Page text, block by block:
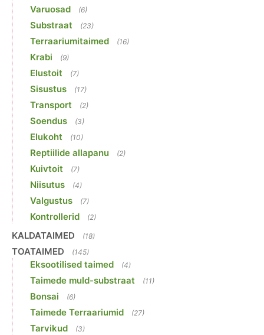
Varuosad (6)
Substraat (23)
Terraariumitaimed (16)
Krabi (9)
Elustoit (7)
Sisustus (17)
Transport (2)
Soendus (3)
Elukoht (10)
Reptiilide allapanu (2)
Kuivtoit (7)
Niisutus (4)
Valgustus (7)
Kontrollerid (2)
KALDATAIMED (18)
TOATAIMED (145)
Eksootilised taimed (4)
Taimede muld-substraat (11)
Bonsai (6)
Taimede Terraariumid (27)
Tarvikud (3)